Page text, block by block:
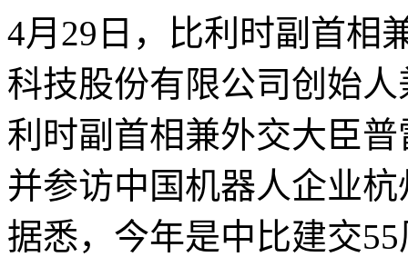
4月29日，比利时副首相
科技股份有限公司创始
利时副首相兼外交大臣
并参访中国机器人企业
据悉，今年是中比建交